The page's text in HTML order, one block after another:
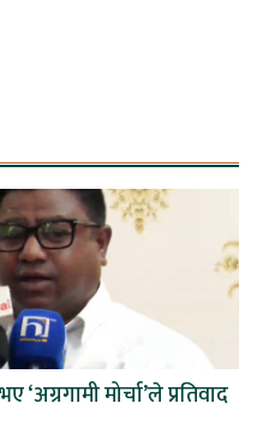
मोर्चा’ले प्रतिवाद